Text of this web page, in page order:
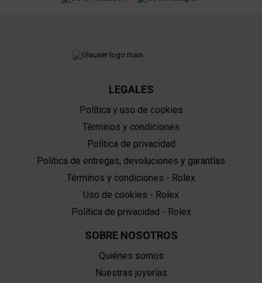
LEGALES
Política y uso de cookies
Términos y condiciones
Política de privacidad
Política de entregas, devoluciones y garantías
Términos y condiciones - Rolex
Uso de cookies - Rolex
Política de privacidad - Rolex
SOBRE NOSOTROS
Quiénes somos
Nuestras joyerías